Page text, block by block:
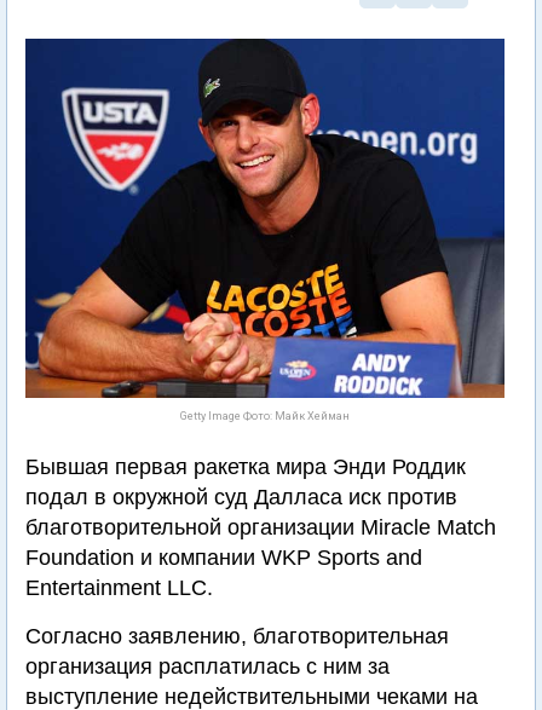
Getty Image Фото: Майк Хейман
Бывшая первая ракетка мира Энди Роддик
подал в окружной суд Далласа иск против
благотворительной организации Miracle Match
Foundation и компании WKP Sports and
Entertainment LLC.
Согласно заявлению, благотворительная
организация расплатилась с ним за
выступление недействительными чеками на